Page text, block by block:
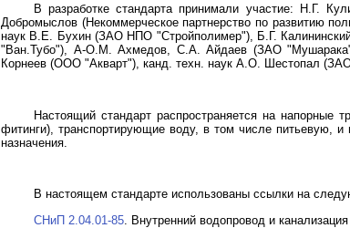
В разработке стандарта принимали участие: Н.Г.
Добромыслов (Некоммерческое партнерство по развитию
наук В.Е. Бухин (ЗАО НПО "Стройполимер"), Б.Г.
"Ван.Тубо"), А-О.М. Ахмедов, С.А. Айдаев (ЗАО
Корнеев (ООО "Акварт"), канд. техн. наук А.О. Шестопал
Настоящий стандарт распространяется на напорные
фитинги), транспортирующие воду, в том числе питьевую, и
назначения.
В настоящем стандарте использованы ссылки на
СНиП 2.04.01-85 . Внутренний водопровод и